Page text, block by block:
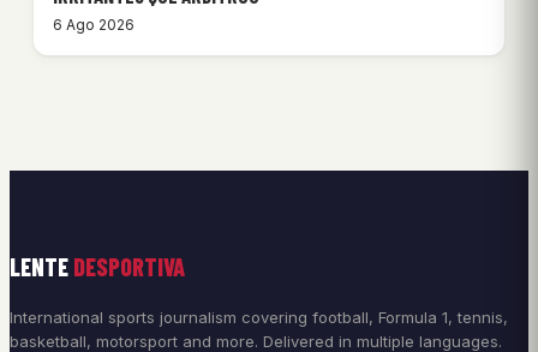
6 Ago 2026
LENTE DESPORTIVA
International sports journalism covering football, Formula 1, tennis,
basketball, motorsport and more. Delivered in multiple languages.